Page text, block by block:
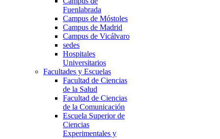
Fuenlabrada
Campus de Móstoles
Campus de Madrid
Campus de Vicálvaro
sedes
Hospitales
Universitarios
Facultades y Escuelas
Facultad de Ciencias
de la Salud
Facultad de Ciencias
de la Comunicación
Escuela Superior de
Ciencias
Experimentales y